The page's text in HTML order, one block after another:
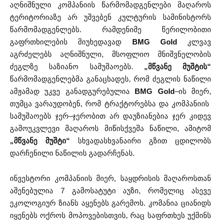
აღნიშნული კომპანიის წარმომადგენლები მაღაროს
ტერიტორიაზე არ უშვებენ კულტურის სამინისტორს
წარმომადგენლებს. რამდენიმე წერილობითი
გაფრთხილების მიუხედავად BMG Goldკლვავ
აგრძელებს აღნიშნული, მსოფლიო მნიშვნელობის
ძეგლზე საზიანო სამუშაოებს. „მწვანე მუშტის“
წარმომადგენლებმა განაცხადეს, რომ ძეგლის ნაწილი
ამჟამად უკვე განადგურებულია BMG Gold–ის მიერ,
თუმცა ვარაუდობენ, რომ ტრაქტორებსა და კომპანიის
სამუშაოებს ჯერ–ჯერობით არ დაუზიანებია ჯერ კიდევ
გამოუკვლევი მაღაროს მიწისქვეშა ნაწილი, ამიტომ
„მწვანე მუშტი“ სხვადასხვანაირი გზით ცდილობს
დარჩენილი ნაწილის გადარჩენას.
ინვესტორი კომპანიის მიერ, საყდრისის მაღაროსთან
აშენებულია 7 გამოსატუტი აუზი, რომელიც ასევე
ეკოლოგიურ ზიანს აყენებს გარემოს. კომანია ციანიდს
იყენებს ოქროს მოპოვებისთვის, რაც საფრთხეს უქმინს